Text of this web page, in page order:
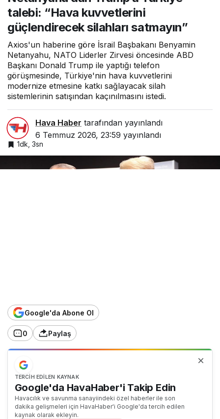
kuvvetlerini
güçlendirecek
talebi: “Hava kuvvetlerini
güçlendirecek silahları satmayın”
Axios'un haberine göre İsrail Başbakanı Benyamin
Netanyahu, NATO Liderler Zirvesi öncesinde ABD
Başkanı Donald Trump ile yaptığı telefon
görüşmesinde, Türkiye'nin hava kuvvetlerini
modernize etmesine katkı sağlayacak silah
sistemlerinin satışından kaçınılmasını istedi.
Hava Haber tarafından yayınlandı
6 Temmuz 2026, 23:59 yayınlandı
1dk, 3sn
Google'da Abone Ol
0 Paylaş
TERCIH EDILEN KAYNAK
Google'da HavaHaber'i Takip Edin
Havacılık ve savunma sanayiindeki özel haberler ile son
dakika gelişmeleri için HavaHaber'i Google'da tercih edilen
kaynak olarak ekleyin.